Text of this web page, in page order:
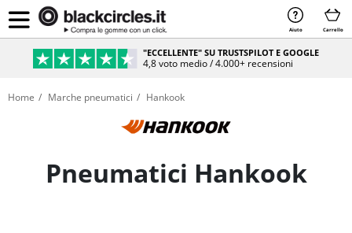
Aiuto Carrello
PAGAMENTO SICURO & RATEIZZABILE
Sicurezza e comodità al 100%
Home Marche pneumatici Hankook
Pneumatici Hankook